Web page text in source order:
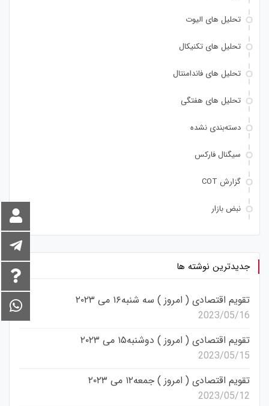
تحلیل های الیوت
تحلیل های تکنیکال
تحلیل های فاندامنتال
تحلیل های هفتگی
دسته‌بندی نشده
سیگنال فارکس
گزارش COT
نبض بازار
جدیدترین نوشته ها
تقویم اقتصادی ( امروز ) سه شنبه۱۶ می ۲۰۲۳
2023/05/16
تقویم اقتصادی ( امروز ) دوشنبه۱۵ می ۲۰۲۳
2023/05/15
تقویم اقتصادی ( امروز ) جمعه۱۲ می ۲۰۲۳
2023/05/12